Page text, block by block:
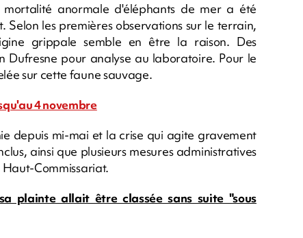
anormale d'éléphants de mer a été
Selon les premières observations sur le terrain,
grippale semble en être la raison. Des
Dufresne pour analyse au laboratoire. Pour le
sur cette faune sauvage.
4 novembre
depuis mi-mai et la crise qui agite gravement
ainsi que plusieurs mesures administratives
Commissariat.
plainte allait être classée sans suite "sous